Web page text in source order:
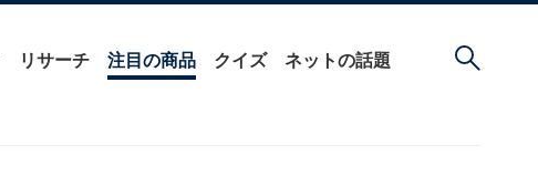
リサーチ 注目の商品 クイズ ネットの話題